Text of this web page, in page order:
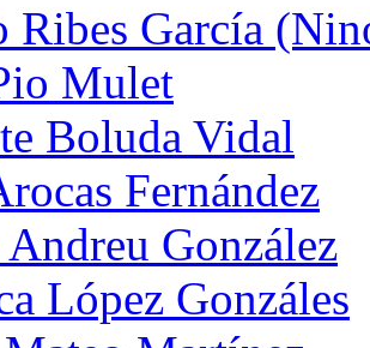
Ribes García
Mulet
Boluda Vidal
Fernández
González
López Gonzáles